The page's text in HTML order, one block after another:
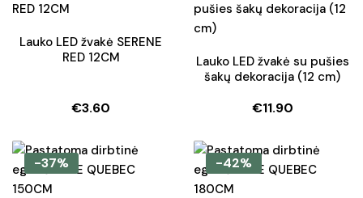
Lauko LED žvakė SERENE
RED 12CM
€3.60
Lauko LED žvakė su pušies
šakų dekoracija (12 cm)
€11.90
-37% -42%